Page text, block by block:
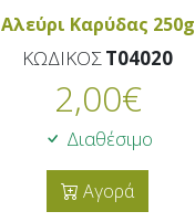
Αλεύρι Καρύδας 250g
ΚΩΔΙΚΟΣT04020
2,00€
Διαθέσιμο
Αγορά